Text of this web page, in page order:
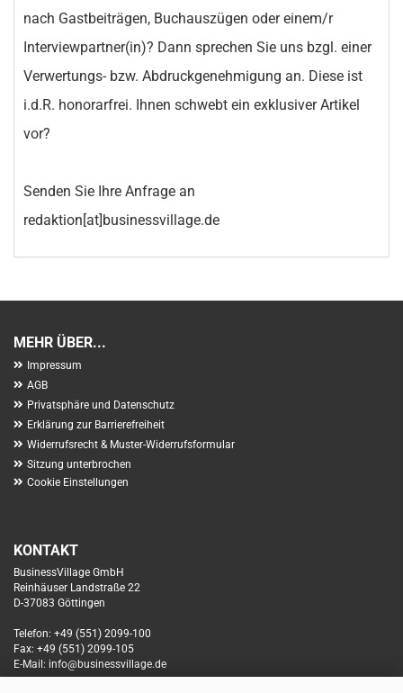
nach Gastbeiträgen, Buchauszügen oder einem/r
Interviewpartner(in)? Dann sprechen Sie uns bzgl. einer
Verwertungs- bzw. Abdruckgenehmigung an. Diese ist
i.d.R. honorarfrei. Ihnen schwebt ein exklusiver Artikel
vor?
Senden Sie Ihre Anfrage an
redaktion[at]businessvillage.de
MEHR ÜBER...
Impressum
AGB
Privatsphäre und Datenschutz
Erklärung zur Barrierefreiheit
Widerrufsrecht & Muster-Widerrufsformular
Sitzung unterbrochen
Cookie Einstellungen
KONTAKT
BusinessVillage GmbH
Reinhäuser Landstraße 22
D-37083 Göttingen
Telefon: +49 (551) 2099-100
Fax: +49 (551) 2099-105
E-Mail: info@businessvillage.de